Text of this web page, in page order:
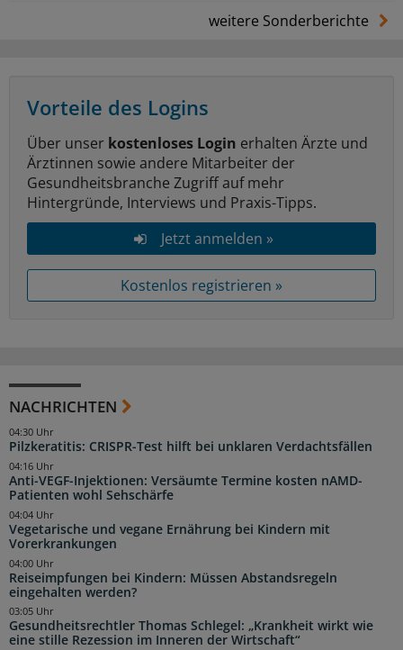
weitere Sonderberichte
Vorteile des Logins
Über unser kostenloses Login erhalten Ärzte und
Ärztinnen sowie andere Mitarbeiter der
Gesundheitsbranche Zugriff auf mehr
Hintergründe, Interviews und Praxis-Tipps.
Jetzt anmelden »
Kostenlos registrieren »
NACHRICHTEN
Pilzkeratitis: CRISPR-Test hilft bei unklaren Verdachtsfällen
04:30 Uhr
Anti-VEGF-Injektionen: Versäumte Termine kosten nAMD-
Patienten wohl Sehschärfe
04:16 Uhr
Vegetarische und vegane Ernährung bei Kindern mit
Vorerkrankungen
04:04 Uhr
Reiseimpfungen bei Kindern: Müssen Abstandsregeln
eingehalten werden?
04:00 Uhr
Gesundheitsrechtler Thomas Schlegel: „Krankheit wirkt wie
eine stille Rezession im Inneren der Wirtschaft“
03:05 Uhr